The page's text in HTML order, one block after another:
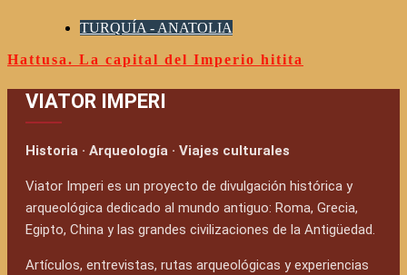
TURQUÍA - ANATOLIA
Hattusa. La capital del Imperio hitita
VIATOR IMPERI
Historia · Arqueología · Viajes culturales
Viator Imperi es un proyecto de divulgación histórica y
arqueológica dedicado al mundo antiguo: Roma, Grecia,
Egipto, China y las grandes civilizaciones de la Antigüedad.
Artículos, entrevistas, rutas arqueológicas y experiencias